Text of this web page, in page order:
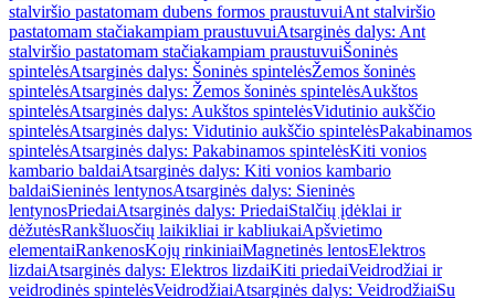
stalviršio pastatomam dubens formos praustuvuiAnt stalviršio
pastatomam stačiakampiam praustuvuiAtsarginės dalys: Ant
stalviršio pastatomam stačiakampiam praustuvuiŠoninės
spintelėsAtsarginės dalys: Šoninės spintelėsŽemos šoninės
spintelėsAtsarginės dalys: Žemos šoninės spintelėsAukštos
spintelėsAtsarginės dalys: Aukštos spintelėsVidutinio aukščio
spintelėsAtsarginės dalys: Vidutinio aukščio spintelėsPakabinamos
spintelėsAtsarginės dalys: Pakabinamos spintelėsKiti vonios
kambario baldaiAtsarginės dalys: Kiti vonios kambario
baldaiSieninės lentynosAtsarginės dalys: Sieninės
lentynosPriedaiAtsarginės dalys: PriedaiStalčių įdėklai ir
dėžutėsRankšluosčių laikikliai ir kabliukaiApšvietimo
elementaiRankenosKojų rinkiniaiMagnetinės lentosElektros
lizdaiAtsarginės dalys: Elektros lizdaiKiti priedaiVeidrodžiai ir
veidrodinės spintelėsVeidrodžiaiAtsarginės dalys: VeidrodžiaiSu